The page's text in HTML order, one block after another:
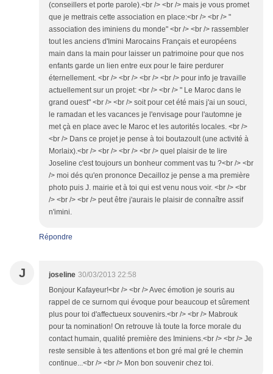
(conseillers et porte parole).<br /> <br /> mais je vous promet
que je mettrais cette association en place:<br /> <br /> "
association des iminiens du monde" <br /> <br /> rassembler
tout les anciens d'Imini Marocains Français et européens
main dans la main pour laisser un patrimoine pour que nos
enfants garde un lien entre eux pour le faire perdurer
éternellement. <br /> <br /> <br /> <br /> pour info je travaille
actuellement sur un projet: <br /> <br /> " Le Maroc dans le
grand ouest" <br /> <br /> soit pour cet été mais j'ai un souci,
le ramadan et les vacances je l'envisage pour l'automne je
met çà en place avec le Maroc et les autorités locales. <br />
<br /> Dans ce projet je pense à toi boutazoult (une activité à
Morlaix).<br /> <br /> <br /> <br /> quel plaisir de te lire
Joseline c'est toujours un bonheur comment vas tu ?<br /> <br
/> moi dés qu'en prononce Decailloz je pense a ma première
photo puis J. mairie et à toi qui est venu nous voir. <br /> <br
/> <br /> <br /> peut être j'aurais le plaisir de connaître assif
n'imini.
Répondre
J joseline 30/03/2013 22:58
Bonjour Kafayeur!<br /> <br /> Avec émotion je souris au
rappel de ce surnom qui évoque pour beaucoup et sûrement
plus pour toi d'affectueux souvenirs.<br /> <br /> Mabrouk
pour ta nomination! On retrouve là toute la force morale du
contact humain, qualité première des Iminiens.<br /> <br /> Je
reste sensible à tes attentions et bon gré mal gré le chemin
continue...<br /> <br /> Mon bon souvenir chez toi.